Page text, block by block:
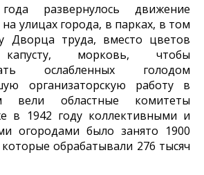
развернулось движение
улицах города, в парках, в том
Дворца труда, вместо цветов
морковь, чтобы
ослабленных голодом
организаторскую работу в
областные комитеты
в 1942 году коллективными и
огородами было занято 1900
обрабатывали 276 тысяч